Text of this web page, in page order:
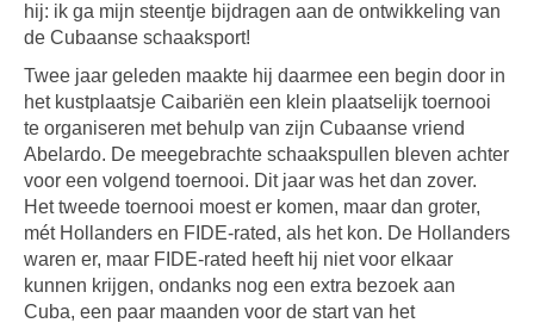
hij: ik ga mijn steentje bijdragen aan de ontwikkeling van
de Cubaanse schaaksport!
Twee jaar geleden maakte hij daarmee een begin door in
het kustplaatsje Caibariën een klein plaatselijk toernooi
te organiseren met behulp van zijn Cubaanse vriend
Abelardo. De meegebrachte schaakspullen bleven achter
voor een volgend toernooi. Dit jaar was het dan zover.
Het tweede toernooi moest er komen, maar dan groter,
mét Hollanders en FIDE-rated, als het kon. De Hollanders
waren er, maar FIDE-rated heeft hij niet voor elkaar
kunnen krijgen, ondanks nog een extra bezoek aan
Cuba, een paar maanden voor de start van het